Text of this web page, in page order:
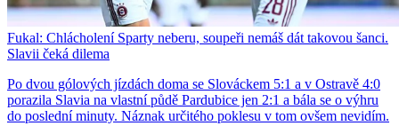
Fukal: Chlácholení Sparty neberu, soupeři nemáš dát takovou šanci.
Slavii čeká dilema
Po dvou gólových jízdách doma se Slováckem 5:1 a v Ostravě 4:0
porazila Slavia na vlastní půdě Pardubice jen 2:1 a bála se o výhru
do poslední minuty. Náznak určitého poklesu v tom ovšem nevidím.